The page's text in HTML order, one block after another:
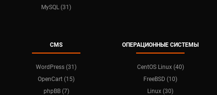
MySQL (31)
CMS
WordPress (31)
OpenCart (15)
phpBB (7)
ОПЕРАЦИОННЫЕ СИСТЕМЫ
CentOS Linux (40)
FreeBSD (10)
Linux (30)